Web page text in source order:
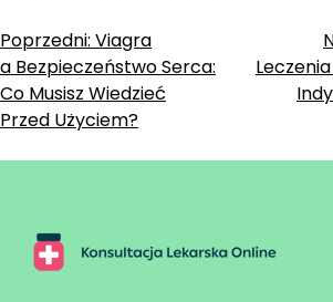
Zobacz
wpisy
Poprzedni: Viagra
a Bezpieczeństwo Serca:
Co Musisz Wiedzieć
Przed Użyciem?